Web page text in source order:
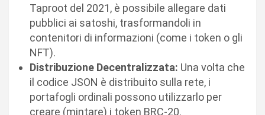
Taproot del 2021, è possibile allegare dati
pubblici ai satoshi, trasformandoli in
contenitori di informazioni (come i token o gli
NFT).
Distribuzione Decentralizzata: Una volta che
il codice JSON è distribuito sulla rete, i
portafogli ordinali possono utilizzarlo per
creare (mintare) i token BRC-20.